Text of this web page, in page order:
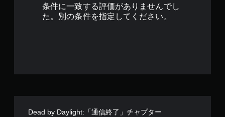
条件に一致する評価がありませんでし
た。別の条件を指定してください。
Dead by Daylight:「通信終了」チャプター